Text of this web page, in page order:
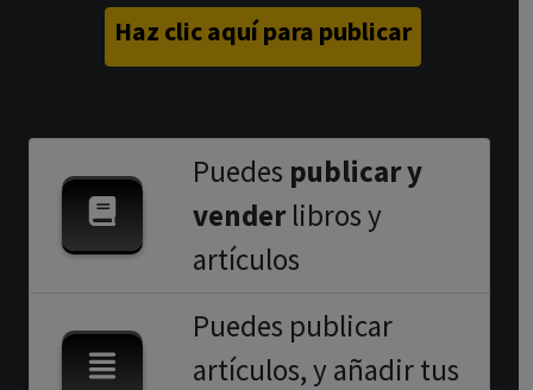
Haz clic aquí para publicar
Puedes publicar y
venderlibros y
artículos
Puedes publicar
artículos, y añadir tus